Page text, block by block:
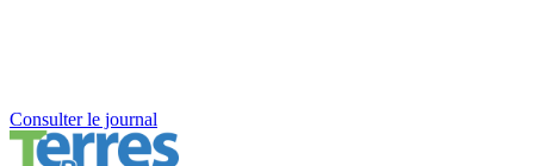
Consulter le journal